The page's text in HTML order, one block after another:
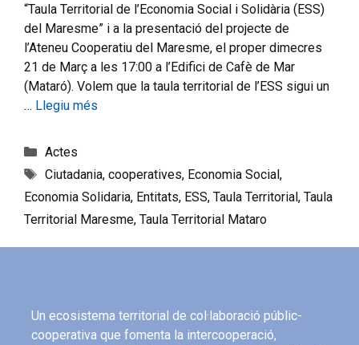
“Taula Territorial de l’Economia Social i Solidària (ESS)
del Maresme” i a la presentació del projecte de
l’Ateneu Cooperatiu del Maresme, el proper dimecres
21 de Març a les 17:00 a l’Edifici de Cafè de Mar
(Mataró). Volem que la taula territorial de l’ESS sigui un
… Llegiu més
Actes
Ciutadania, cooperatives, Economia Social,
Economia Solidaria, Entitats, ESS, Taula Territorial, Taula
Territorial Maresme, Taula Territorial Mataro
Un ecosistema territorial de col·laboració públic-
cooperativa que fomenta la intercooperació,